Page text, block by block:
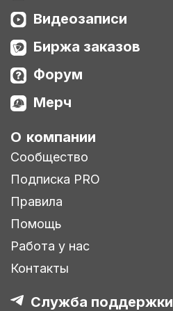
Видеозаписи
Биржа заказов
Форум
Мерч
О компании
Сообщество
Подписка PRO
Правила
Помощь
Работа у нас
Контакты
Служба поддержки